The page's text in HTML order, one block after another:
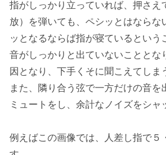
指がしっかり立っていれば、押さえ
放）を弾いても、ペシッとはならな
ッとなるならば指が寝ているという
音がしっかりと出ていないこととな
因となり、下手くそに聞こえてしま
また、隣り合う弦で一方だけの音を
ミュートをし、余計なノイズをシャ
例えばこの画像では、人差し指で５